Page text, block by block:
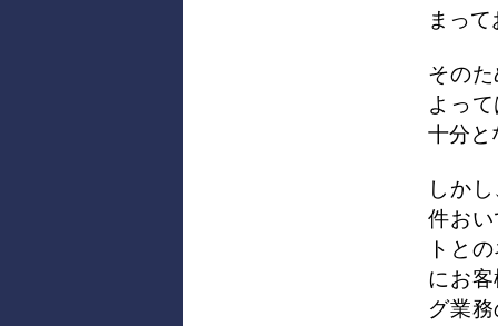
まっ
その
よっ
十分と
しか
件お
トと
にお
グ業